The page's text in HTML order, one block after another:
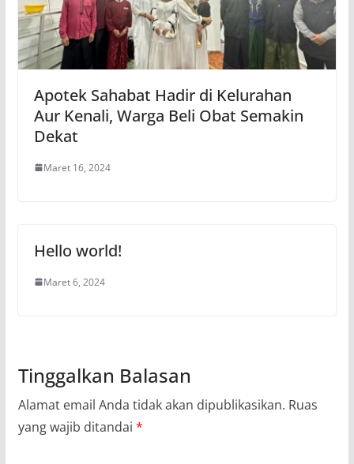
Apotek Sahabat Hadir di Kelurahan
Aur Kenali, Warga Beli Obat Semakin
Dekat
Maret 16, 2024
Hello world!
Maret 6, 2024
Tinggalkan Balasan
Alamat email Anda tidak akan dipublikasikan. Ruas
yang wajib ditandai *